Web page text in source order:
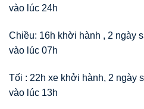
vào lúc 24h
Chiều: 16h khời hành , 2 ngày
vào lúc 07h
Tối : 22h xe khởi hành, 2 ngày
vào lúc 13h